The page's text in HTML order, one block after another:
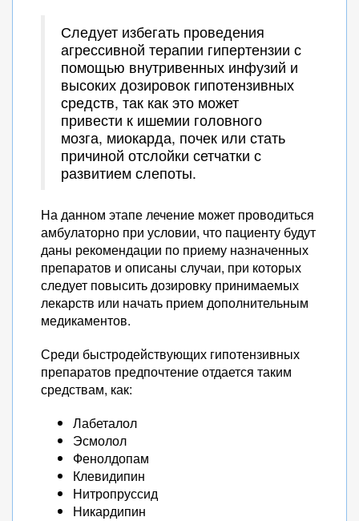
Следует избегать проведения
агрессивной терапии гипертензии с
помощью внутривенных инфузий и
высоких дозировок гипотензивных
средств, так как это может
привести к ишемии головного
мозга, миокарда, почек или стать
причиной отслойки сетчатки с
развитием слепоты.
На данном этапе лечение может проводиться
амбулаторно при условии, что пациенту будут
даны рекомендации по приему назначенных
препаратов и описаны случаи, при которых
следует повысить дозировку принимаемых
лекарств или начать прием дополнительным
медикаментов.
Среди быстродействующих гипотензивных
препаратов предпочтение отдается таким
средствам, как:
Лабеталол
Эсмолол
Фенолдопам
Клевидипин
Нитропруссид
Никардипин